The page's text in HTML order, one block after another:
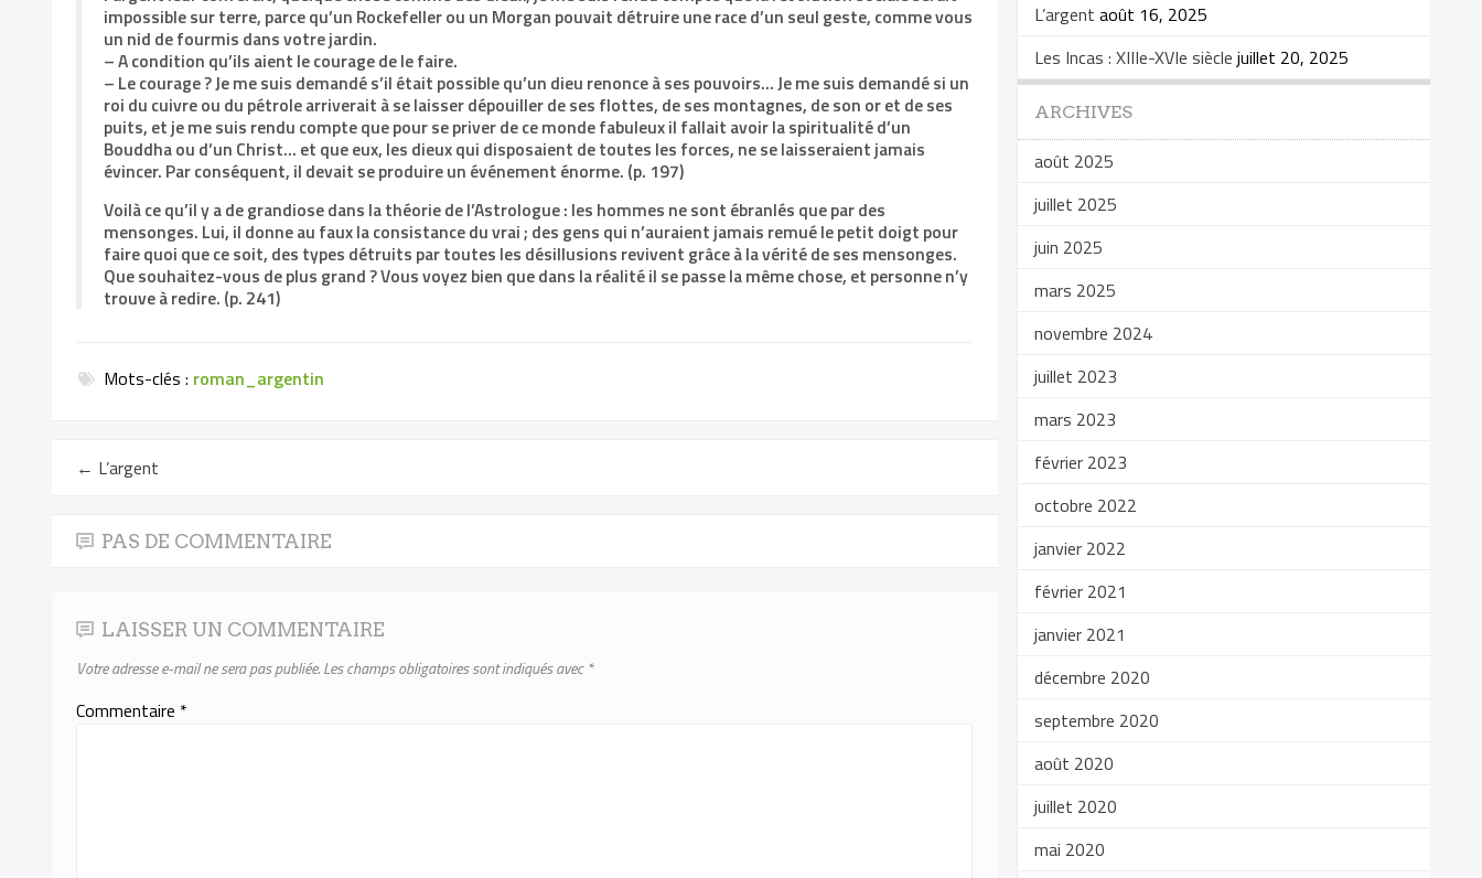
impossible sur terre, parce qu’un Rockefeller ou un Morgan pouvait détruire une race d’un seul geste, comme vous
un nid de fourmis dans votre jardin.
– A condition qu’ils aient le courage de le faire.
– Le courage ? Je me suis demandé s’il était possible qu’un dieu renonce à ses pouvoirs… Je me suis demandé si un
roi du cuivre ou du pétrole arriverait à se laisser dépouiller de ses flottes, de ses montagnes, de son or et de ses
puits, et je me suis rendu compte que pour se priver de ce monde fabuleux il fallait avoir la spiritualité d’un
Bouddha ou d’un Christ… et que eux, les dieux qui disposaient de toutes les forces, ne se laisseraient jamais
évincer. Par conséquent, il devait se produire un événement énorme. (p. 197)
Voilà ce qu’il y a de grandiose dans la théorie de l’Astrologue : les hommes ne sont ébranlés que par des
mensonges. Lui, il donne au faux la consistance du vrai ; des gens qui n’auraient jamais remué le petit doigt pour
faire quoi que ce soit, des types détruits par toutes les désillusions revivent grâce à la vérité de ses mensonges.
Que souhaitez-vous de plus grand ? Vous voyez bien que dans la réalité il se passe la même chose, et personne n’y
trouve à redire. (p. 241)
Mots-clés : roman_argentin
← L’argent
PAS DE COMMENTAIRE
LAISSER UN COMMENTAIRE
Votre adresse e-mail ne sera pas publiée.Les champs obligatoires sont indiqués avec*
Commentaire *
L’argent août 16, 2025
Les Incas : XIIIe-XVIe siècle juillet 20, 2025
ARCHIVES
août 2025
juillet 2025
juin 2025
mars 2025
novembre 2024
juillet 2023
mars 2023
février 2023
octobre 2022
janvier 2022
février 2021
janvier 2021
décembre 2020
septembre 2020
août 2020
juillet 2020
mai 2020